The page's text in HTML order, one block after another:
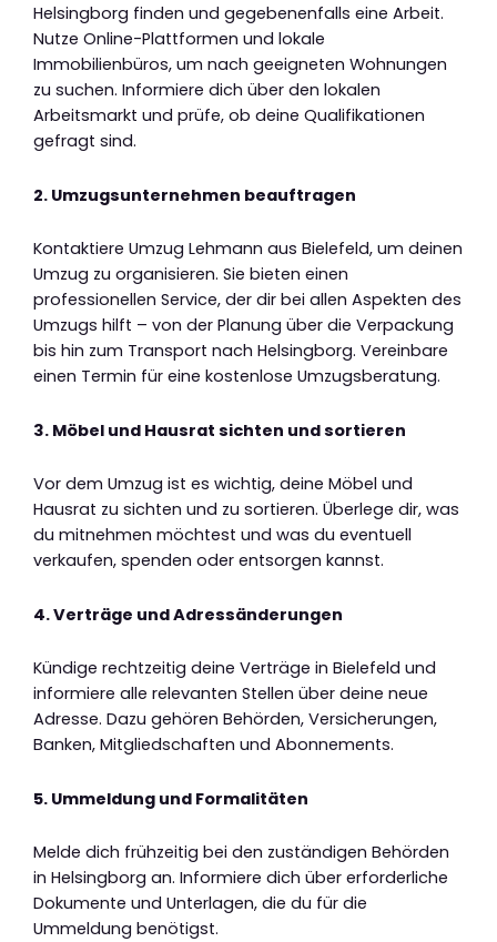
Helsingborg finden und gegebenenfalls eine Arbeit.
Nutze Online-Plattformen und lokale
Immobilienbüros, um nach geeigneten Wohnungen
zu suchen. Informiere dich über den lokalen
Arbeitsmarkt und prüfe, ob deine Qualifikationen
gefragt sind.
2. Umzugsunternehmen beauftragen
Kontaktiere Umzug Lehmann aus Bielefeld, um deinen
Umzug zu organisieren. Sie bieten einen
professionellen Service, der dir bei allen Aspekten des
Umzugs hilft – von der Planung über die Verpackung
bis hin zum Transport nach Helsingborg. Vereinbare
einen Termin für eine kostenlose Umzugsberatung.
3. Möbel und Hausrat sichten und sortieren
Vor dem Umzug ist es wichtig, deine Möbel und
Hausrat zu sichten und zu sortieren. Überlege dir, was
du mitnehmen möchtest und was du eventuell
verkaufen, spenden oder entsorgen kannst.
4. Verträge und Adressänderungen
Kündige rechtzeitig deine Verträge in Bielefeld und
informiere alle relevanten Stellen über deine neue
Adresse. Dazu gehören Behörden, Versicherungen,
Banken, Mitgliedschaften und Abonnements.
5. Ummeldung und Formalitäten
Melde dich frühzeitig bei den zuständigen Behörden
in Helsingborg an. Informiere dich über erforderliche
Dokumente und Unterlagen, die du für die
Ummeldung benötigst.